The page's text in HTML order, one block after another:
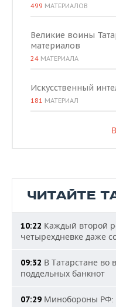
499 МАТЕРИАЛОВ
Великие воины
материалов
24 МАТЕРИАЛА
Искусственный
181 МАТЕРИАЛ
ЧИТАЙТЕ
10:22 Каждый второй
четырехдневке даже
09:32 В Татарстане во
поддельных банкнот
07:29 Минобороны РФ: